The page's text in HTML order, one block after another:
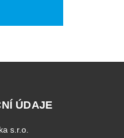
ÚDAJE
s.r.o.